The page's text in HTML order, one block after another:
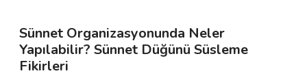
Sünnet Organizasyonunda Neler
Yapılabilir? Sünnet Düğünü Süsleme
Fikirleri